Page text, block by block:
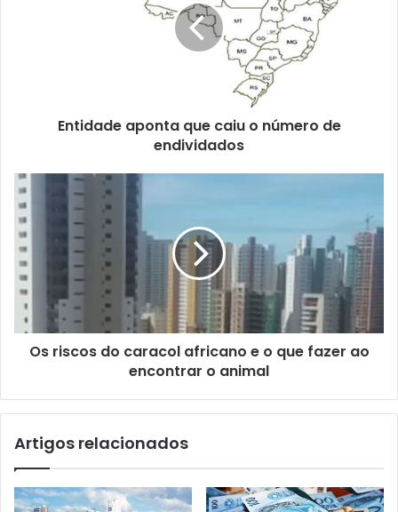
e
e
m
a
Entidade aponta que caiu o número de
endividados
Os riscos do caracol africano e o que fazer ao
encontrar o animal
Artigos relacionados